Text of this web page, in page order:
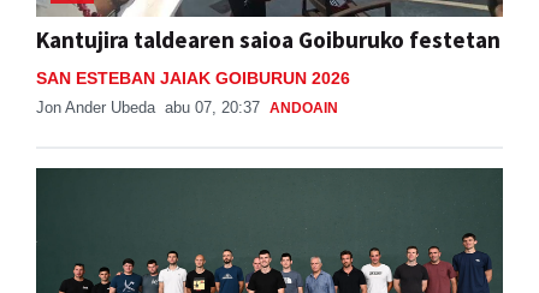
Kantujira taldearen saioa Goiburuko festetan
SAN ESTEBAN JAIAK GOIBURUN 2026
Jon Ander Ubeda abu 07, 20:37 ANDOAIN